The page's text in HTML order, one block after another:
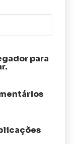
para